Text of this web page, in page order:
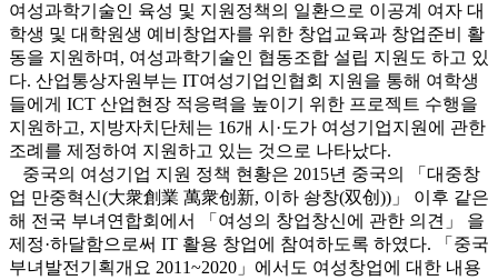
여성과학기술인 육성 및 지원정책의 일환으로 이공계 여자 대
학생 및 대학원생 예비창업자를 위한 창업교육과 창업준비 활
동을 지원하며, 여성과학기술인 협동조합 설립 지원도 하고 있
다. 산업통상자원부는 IT여성기업인협회 지원을 통해 여학생
들에게 ICT 산업현장 적응력을 높이기 위한 프로젝트 수행을
지원하고, 지방자치단체는 16개 시·도가 여성기업지원에 관한
조례를 제정하여 지원하고 있는 것으로 나타났다.
중국의 여성기업 지원 정책 현황은 2015년 중국의 「대중창
업 만중혁신(大衆創業 萬衆创新, 이하 솽창(双创))」 이후 같은
해 전국 부녀연합회에서 「여성의 창업창신에 관한 의견」 을
제정·하달함으로써 IT 활용 창업에 참여하도록 하였다. 「중국
부녀발전기획개요 2011~2020」에서도 여성창업에 대한 내용